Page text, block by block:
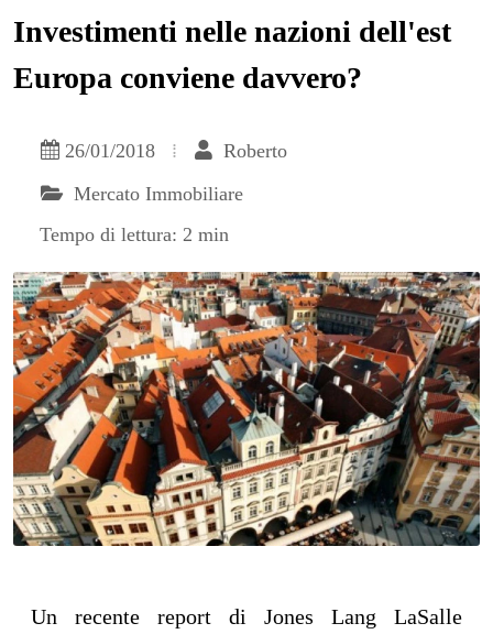
Investimenti nelle nazioni dell'est
Europa conviene davvero?
26/01/2018
Roberto
Mercato Immobiliare
Tempo di lettura: 2 min
Un recente report di Jones Lang LaSalle